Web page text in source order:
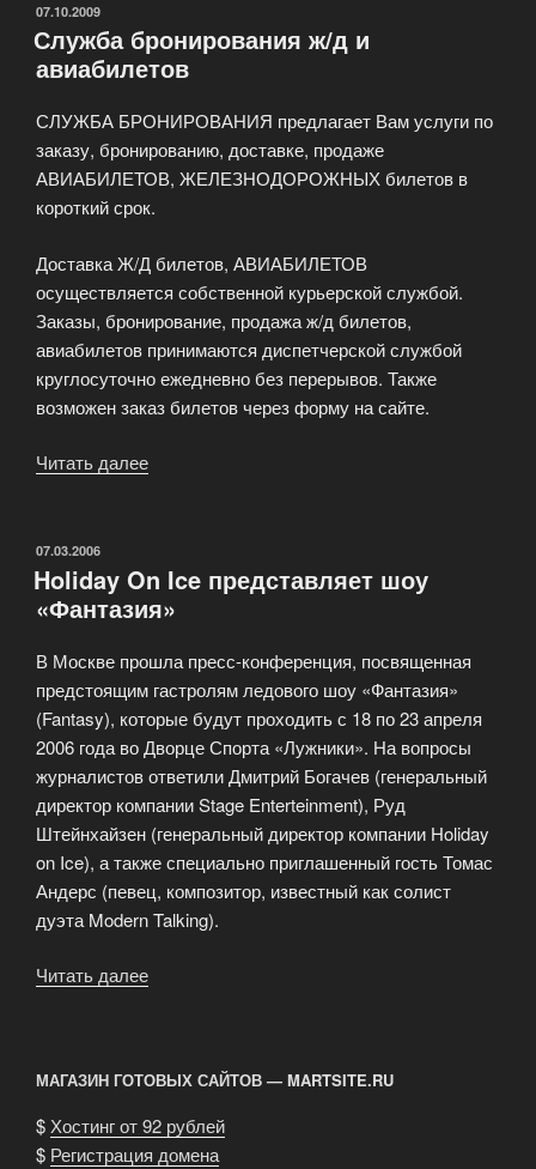
ОПУБЛИКОВАНО
07.10.2009
Служба бронирования ж/д и
авиабилетов
СЛУЖБА БРОНИРОВАНИЯ предлагает Вам услуги по
заказу, бронированию, доставке, продаже
АВИАБИЛЕТОВ, ЖЕЛЕЗНОДОРОЖНЫХ билетов в
короткий срок.
Доставка Ж/Д билетов, АВИАБИЛЕТОВ
осуществляется собственной курьерской службой.
Заказы, бронирование, продажа ж/д билетов,
авиабилетов принимаются диспетчерской службой
круглосуточно ежедневно без перерывов. Также
возможен заказ билетов через форму на сайте.
Читать далее
и
авиабилетов»
ОПУБЛИКОВАНО
07.03.2006
Holiday On Ice представляет шоу
«Фантазия»
В Москве прошла пресс-конференция, посвященная
предстоящим гастролям ледового шоу «Фантазия»
(Fantasy), которые будут проходить с 18 по 23 апреля
2006 года во Дворце Спорта «Лужники». На вопросы
журналистов ответили Дмитрий Богачев (генеральный
директор компании Stage Enterteinment), Руд
Штейнхайзен (генеральный директор компании Holiday
on Ice), а также специально приглашенный гость Томас
Андерс (певец, композитор, известный как солист
дуэта Modern Talking).
Читать далее
шоу
«Фантазия»»
МАГАЗИН ГОТОВЫХ САЙТОВ — MARTSITE.RU
$ Хостинг от 92 рублей
$ Регистрация домена